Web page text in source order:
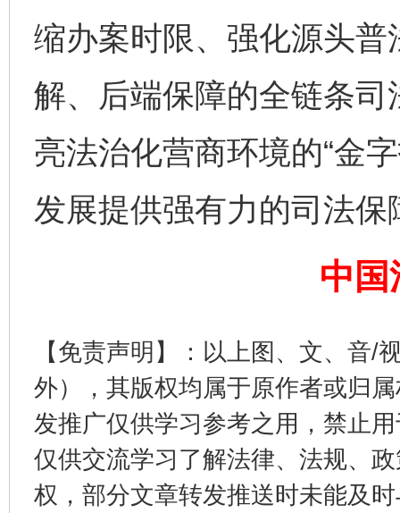
缩办案时限、强化源头
解、后端保障的全链条
亮法治化营商环境的“金
发展提供强有力的司法保
中国
【免责声明】：以上图、文、音/
外），其版权均属于原作者或归
发推广仅供学习参考之用，禁止
仅供交流学习了解法律、法规、
权，部分文章转发推送时未能及
网上购药对药下症？
谢